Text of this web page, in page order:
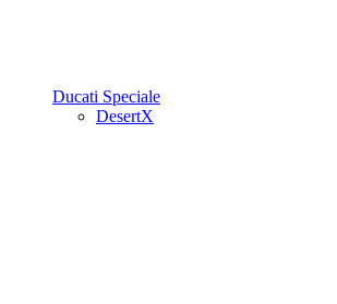
Ducati Speciale
DesertX